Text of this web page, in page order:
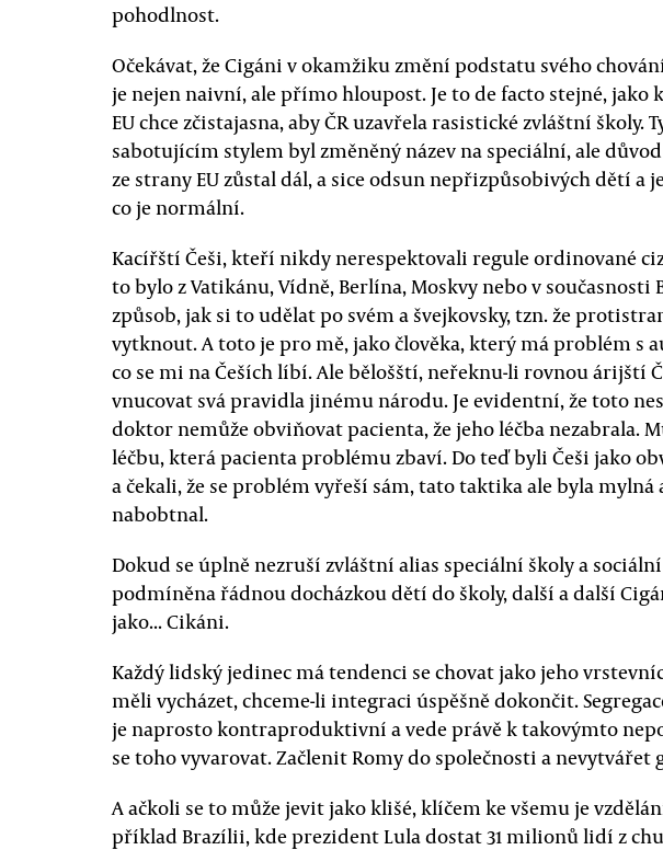
pohodlnost.
Očekávat, že Cigáni v okamžiku změní podstatu svého
je nejen naivní, ale přímo hloupost. Je to de facto stejné, jako
EU chce zčistajasna, aby ČR uzavřela rasistické zvláštní školy.
sabotujícím stylem byl změněný název na speciální, ale
ze strany EU zůstal dál, a sice odsun nepřizpůsobivých dětí a
co je normální.
Kacířští Češi, kteří nikdy nerespektovali regule ordinované
to bylo z Vatikánu, Vídně, Berlína, Moskvy nebo v současnosti
způsob, jak si to udělat po svém a švejkovsky, tzn. že
vytknout. A toto je pro mě, jako člověka, který má problém s
co se mi na Češích líbí. Ale bělošští, neřeknu-li rovnou árijští
vnucovat svá pravidla jinému národu. Je evidentní, že toto
doktor nemůže obviňovat pacienta, že jeho léčba nezabrala.
léčbu, která pacienta problému zbaví. Do teď byli Češi jako
a čekali, že se problém vyřeší sám, tato taktika ale byla
nabobtnal.
Dokud se úplně nezruší zvláštní alias speciální školy a
podmíněna řádnou docházkou dětí do školy, další a další
jako... Cikáni.
Každý lidský jedinec má tendenci se chovat jako jeho
měli vycházet, chceme-li integraci úspěšně dokončit.
je naprosto kontraproduktivní a vede právě k takovýmto
se toho vyvarovat. Začlenit Romy do společnosti a nevytvářet
A ačkoli se to může jevit jako klišé, klíčem ke všemu je
příklad Brazílii, kde prezident Lula dostat 31 milionů lidí z